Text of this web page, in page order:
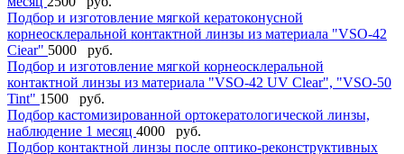
Подбор и изготовление мягкой кератоконусной
корнеосклеральной контактной линзы из материала "VSO-42
Ciear" 5000 руб.
Подбор и изготовление мягкой корнеосклеральной
контактной линзы из материала "VSO-42 UV Clear", "VSO-50
Tint" 1500 руб.
Подбор кастомизированной ортокератологической линзы,
наблюдение 1 месяц 4000 руб.
Подбор контактной линзы после оптико-реконструктивных